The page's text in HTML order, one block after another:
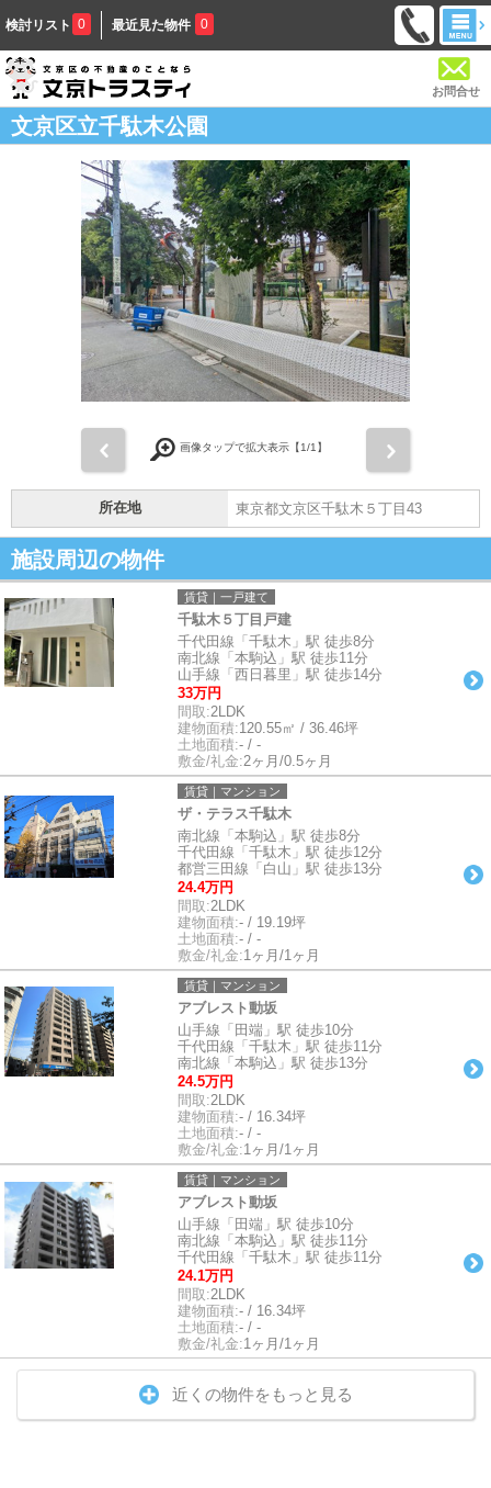
検討リスト 0 最近見た物件 0
お問合せ
文京区立千駄木公園
画像タップで拡大表示【1/1】
所在地 東京都文京区千駄木５丁目43
施設周辺の物件
賃貸｜一戸建て
千駄木５丁目戸建
千代田線「千駄木」駅 徒歩8分
南北線「本駒込」駅 徒歩11分
山手線「西日暮里」駅 徒歩14分
33万円
間取:2LDK
建物面積:120.55㎡ / 36.46坪
土地面積:- / -
敷金/礼金:2ヶ月/0.5ヶ月
賃貸｜マンション
ザ・テラス千駄木
南北線「本駒込」駅 徒歩8分
千代田線「千駄木」駅 徒歩12分
都営三田線「白山」駅 徒歩13分
24.4万円
間取:2LDK
建物面積:- / 19.19坪
土地面積:- / -
敷金/礼金:1ヶ月/1ヶ月
賃貸｜マンション
アブレスト動坂
山手線「田端」駅 徒歩10分
千代田線「千駄木」駅 徒歩11分
南北線「本駒込」駅 徒歩13分
24.5万円
間取:2LDK
建物面積:- / 16.34坪
土地面積:- / -
敷金/礼金:1ヶ月/1ヶ月
賃貸｜マンション
アブレスト動坂
山手線「田端」駅 徒歩10分
南北線「本駒込」駅 徒歩11分
千代田線「千駄木」駅 徒歩11分
24.1万円
間取:2LDK
建物面積:- / 16.34坪
土地面積:- / -
敷金/礼金:1ヶ月/1ヶ月
近くの物件をもっと見る